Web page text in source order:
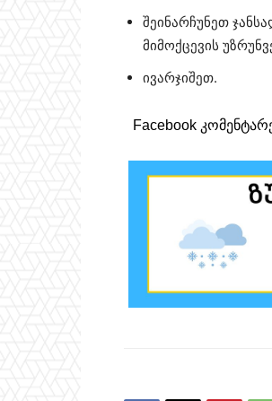
შეინარჩუნეთ
მიმოქცევის
ივარჯიშეთ.
Facebook